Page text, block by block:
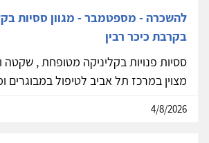
להשכרה - מספטמבר - מגוון ססיות
בקרבת כיכר רבין
ססיות פנויות בקליניקה מטופחת , שקטה
מצוין במרכז תל אביב לטיפול במבוגרים
4/8/2026